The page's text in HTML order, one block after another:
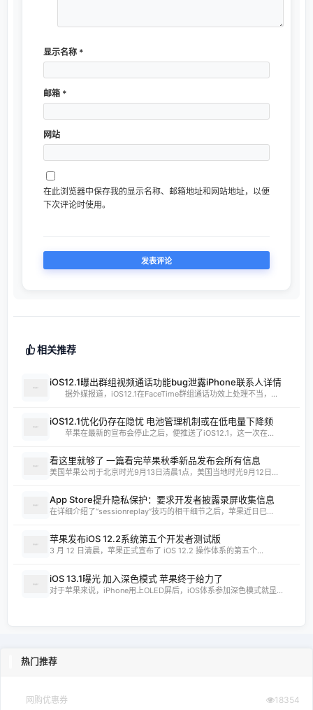
显示名称 *
邮箱 *
网站
在此浏览器中保存我的显示名称、邮箱地址和网站地址，以便
下次评论时使用。
相关推荐
iOS12.1曝出群组视频通话功能bug泄露iPhone联系人详情
据外媒报道，iOS12.1在FaceTime群组通话功效上处理不当，...
iOS12.1优化仍存在隐忧 电池管理机制或在低电量下降频
苹果在最新的宣布会停止之后，便推送了iOS12.1，这一次在...
看这里就够了 一篇看完苹果秋季新品发布会所有信息
美国苹果公司于北京时光9月13日清晨1点，美国当地时光9月12日...
App Store提升隐私保护：要求开发者披露录屏收集信息
在详细介绍了“sessionreplay”技巧的相干细节之后，苹果近日已...
苹果发布iOS 12.2系统第五个开发者测试版
3 月 12 日清晨，苹果正式宣布了 iOS 12.2 操作体系的第五个...
iOS 13.1曝光 加入深色模式 苹果终于给力了
对于苹果来说，iPhone用上OLED屏后，iOS体系参加深色模式就显...
热门推荐
网购优惠券 18354